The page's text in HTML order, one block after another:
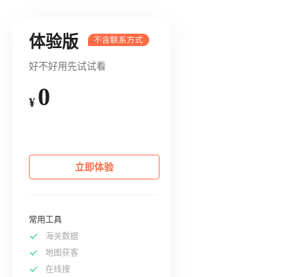
体验版
好不好用先试试看
¥ 0
立即体验
常用工具
海关数据
地图获客
在线搜